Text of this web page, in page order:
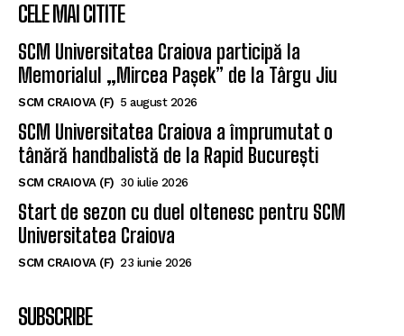
CELE MAI CITITE
SCM Universitatea Craiova participă la
Memorialul „Mircea Pașek” de la Târgu Jiu
SCM CRAIOVA (F) 5 august 2026
SCM Universitatea Craiova a împrumutat o
tânără handbalistă de la Rapid București
SCM CRAIOVA (F) 30 iulie 2026
Start de sezon cu duel oltenesc pentru SCM
Universitatea Craiova
SCM CRAIOVA (F) 23 iunie 2026
SUBSCRIBE